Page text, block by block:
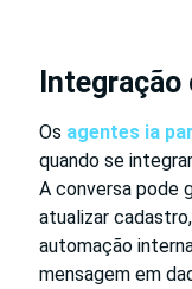
Os agentes ia
quando se
A conversa pode
atualizar
automação
mensagem em